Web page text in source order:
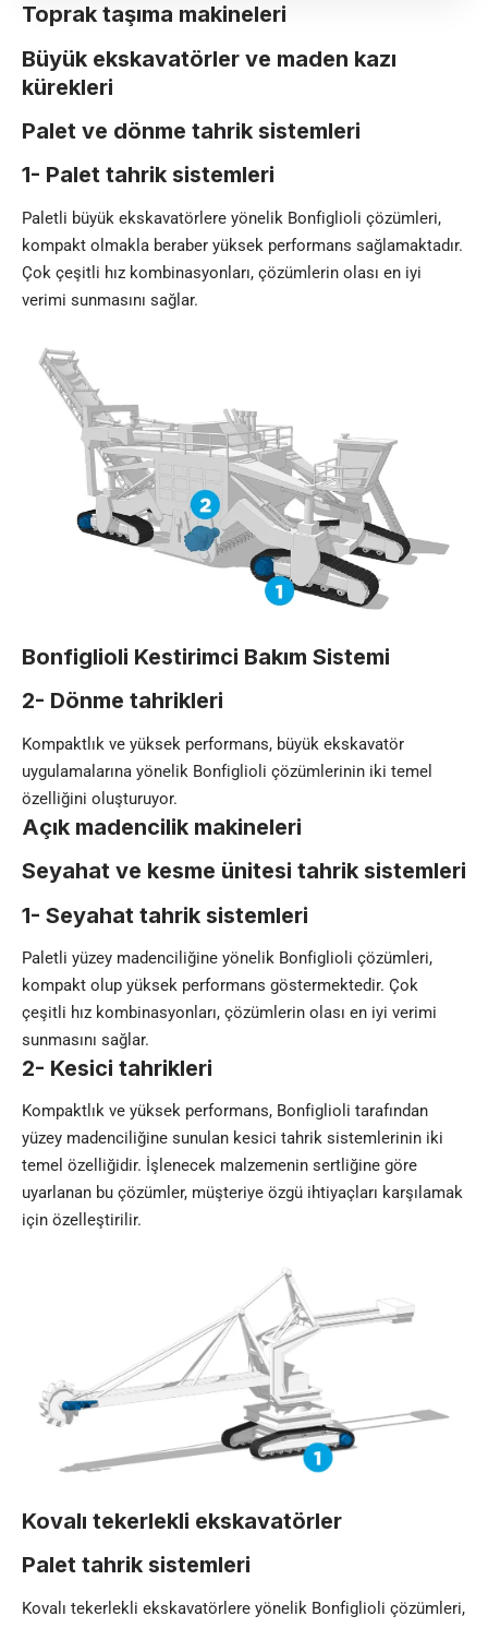
Toprak taşıma makineleri
Büyük ekskavatörler ve maden kazı
kürekleri
Palet ve dönme tahrik sistemleri
1- Palet tahrik sistemleri
Paletli büyük ekskavatörlere yönelik Bonfiglioli çözümleri,
kompakt olmakla beraber yüksek performans sağlamaktadır.
Çok çeşitli hız kombinasyonları, çözümlerin olası en iyi
verimi sunmasını sağlar.
Bonfiglioli Kestirimci Bakım Sistemi
2- Dönme tahrikleri
Kompaktlık ve yüksek performans, büyük ekskavatör
uygulamalarına yönelik Bonfiglioli çözümlerinin iki temel
özelliğini oluşturuyor.
Açık madencilik makineleri
Seyahat ve kesme ünitesi tahrik sistemleri
1- Seyahat tahrik sistemleri
Paletli yüzey madenciliğine yönelik Bonfiglioli çözümleri,
kompakt olup yüksek performans göstermektedir. Çok
çeşitli hız kombinasyonları, çözümlerin olası en iyi verimi
sunmasını sağlar.
2- Kesici tahrikleri
Kompaktlık ve yüksek performans, Bonfiglioli tarafından
yüzey madenciliğine sunulan kesici tahrik sistemlerinin iki
temel özelliğidir. İşlenecek malzemenin sertliğine göre
uyarlanan bu çözümler, müşteriye özgü ihtiyaçları karşılamak
için özelleştirilir.
Kovalı tekerlekli ekskavatörler
Palet tahrik sistemleri
Kovalı tekerlekli ekskavatörlere yönelik Bonfiglioli çözümleri,